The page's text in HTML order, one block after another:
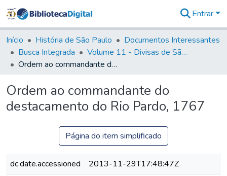
&
Coleções
Tudo na
Biblioteca
Estatísticas
Entrar
Início História de São Paulo
Documentos Interessantes
Busca Integrada
Volume 11 - Divisas de São Paulo e Minas Gerais
Ordem ao commandante do destacamento do Rio Pardo, 1767
Ordem ao commandante do
destacamento do Rio Pardo, 1767
Página do item simplificado
dc.date.accessioned
2013-11-29T17:48:47Z